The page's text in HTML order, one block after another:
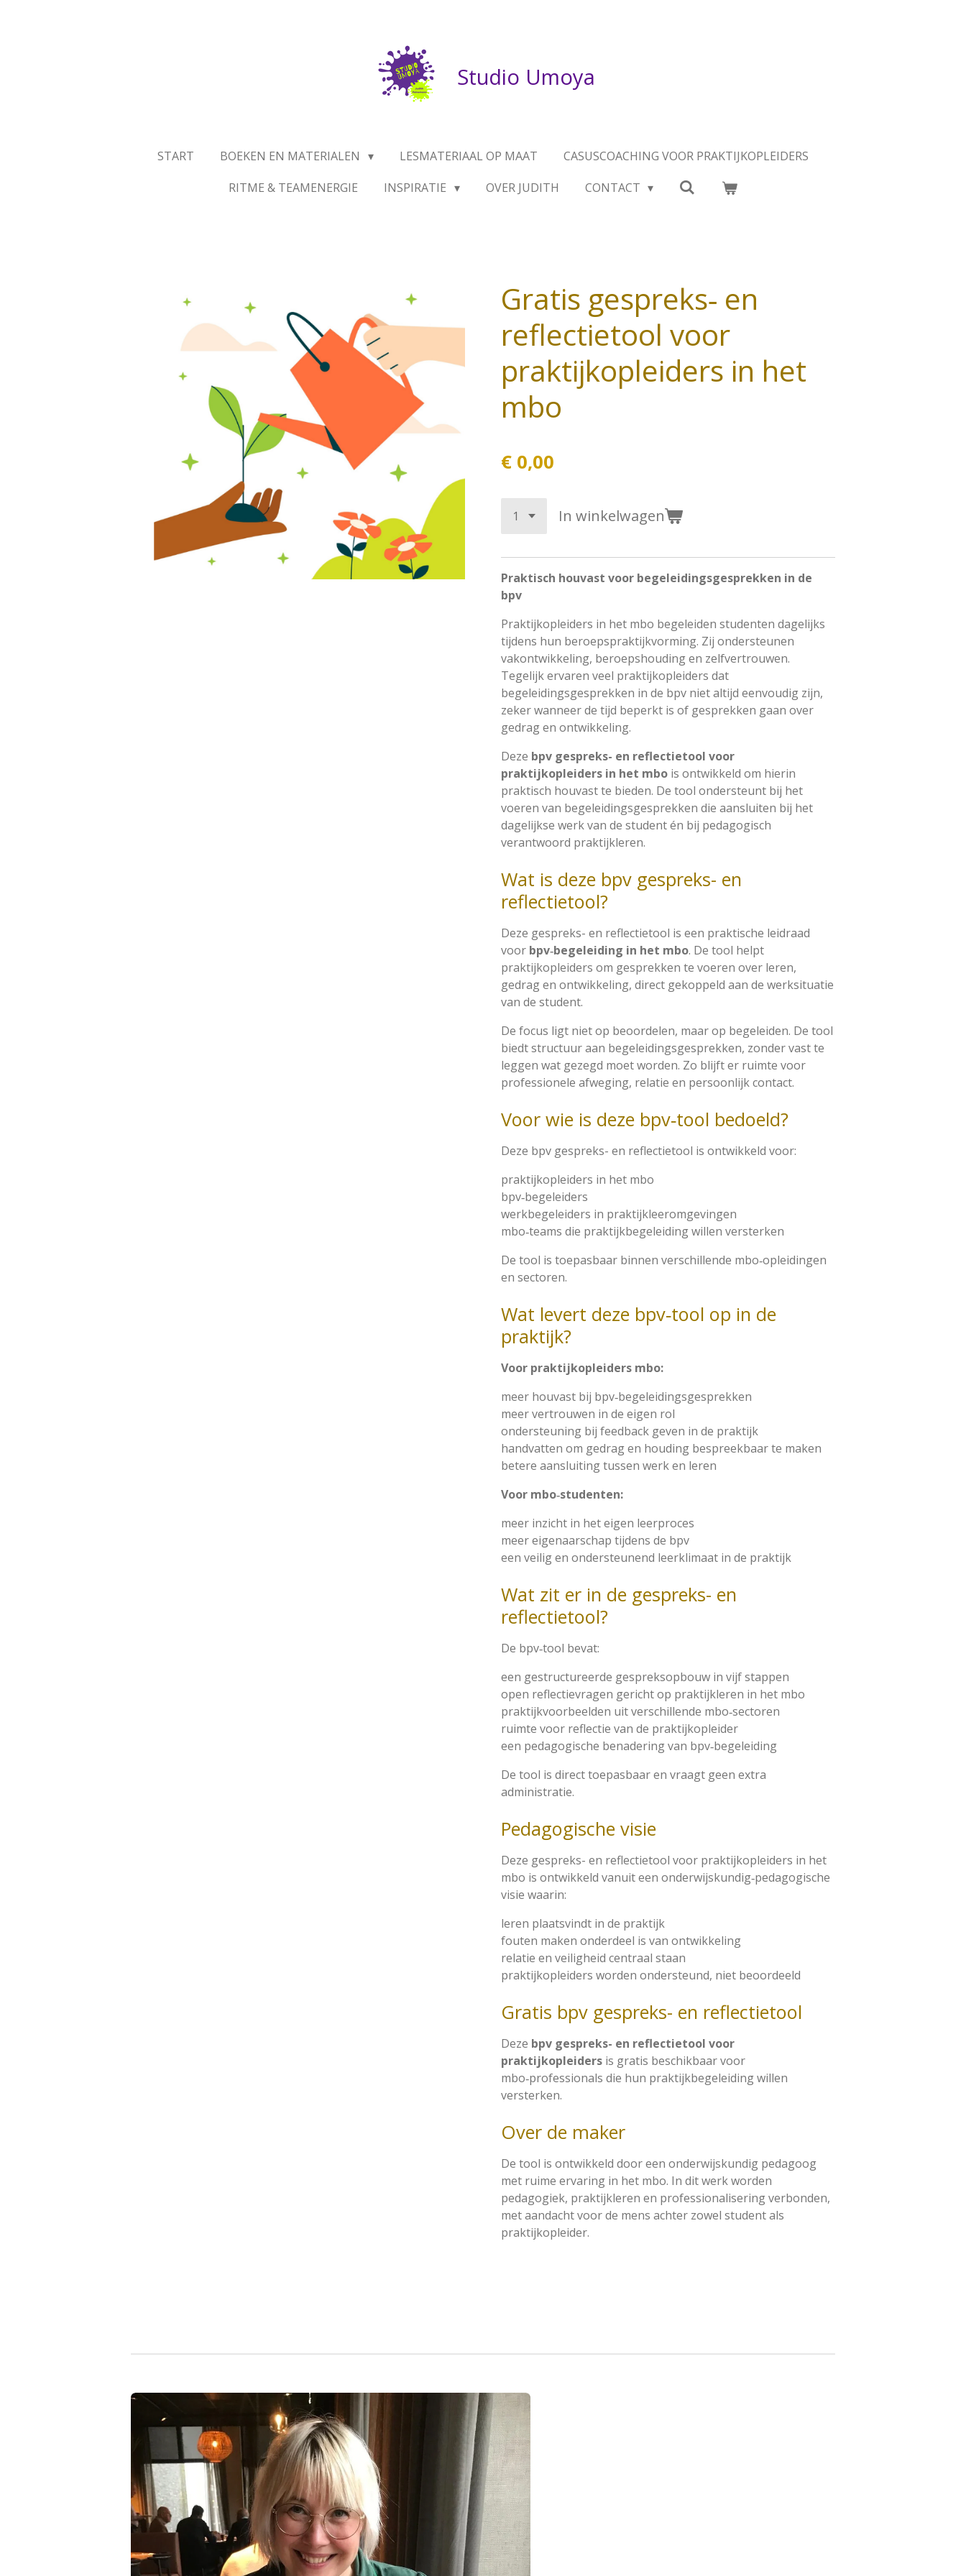
Studio Umoya
START BOEKEN EN MATERIALEN LESMATERIAAL OP MAAT
CASUSCOACHING VOOR PRAKTIJKOPLEIDERS
RITME & TEAMENERGIE
INSPIRATIE OVER JUDITH CONTACT
Gratis gespreks‑ en
reflectietool voor
praktijkopleiders in het
mbo
€ 0,00
In winkelwagen
Praktisch houvast voor begeleidingsgesprekken in de
bpv
Praktijkopleiders in het mbo begeleiden studenten dagelijks
tijdens hun beroepspraktijkvorming. Zij ondersteunen
vakontwikkeling, beroepshouding en zelfvertrouwen.
Tegelijk ervaren veel praktijkopleiders dat
begeleidingsgesprekken in de bpv niet altijd eenvoudig zijn,
zeker wanneer de tijd beperkt is of gesprekken gaan over
gedrag en ontwikkeling.
Deze bpv gespreks- en reflectietool voor
praktijkopleiders in het mbo is ontwikkeld om hierin
praktisch houvast te bieden. De tool ondersteunt bij het
voeren van begeleidingsgesprekken die aansluiten bij het
dagelijkse werk van de student én bij pedagogisch
verantwoord praktijkleren.
Wat is deze bpv gespreks- en
reflectietool?
Deze gespreks- en reflectietool is een praktische leidraad
voor bpv‑begeleiding in het mbo. De tool helpt
praktijkopleiders om gesprekken te voeren over leren,
gedrag en ontwikkeling, direct gekoppeld aan de werksituatie
van de student.
De focus ligt niet op beoordelen, maar op begeleiden. De tool
biedt structuur aan begeleidingsgesprekken, zonder vast te
leggen wat gezegd moet worden. Zo blijft er ruimte voor
professionele afweging, relatie en persoonlijk contact.
Voor wie is deze bpv‑tool bedoeld?
Deze bpv gespreks- en reflectietool is ontwikkeld voor:
praktijkopleiders in het mbo
bpv‑begeleiders
werkbegeleiders in praktijkleeromgevingen
mbo‑teams die praktijkbegeleiding willen versterken
De tool is toepasbaar binnen verschillende mbo‑opleidingen
en sectoren.
Wat levert deze bpv‑tool op in de
praktijk?
Voor praktijkopleiders mbo:
meer houvast bij bpv‑begeleidingsgesprekken
meer vertrouwen in de eigen rol
ondersteuning bij feedback geven in de praktijk
handvatten om gedrag en houding bespreekbaar te maken
betere aansluiting tussen werk en leren
Voor mbo‑studenten:
meer inzicht in het eigen leerproces
meer eigenaarschap tijdens de bpv
een veilig en ondersteunend leerklimaat in de praktijk
Wat zit er in de gespreks- en
reflectietool?
De bpv‑tool bevat:
een gestructureerde gespreksopbouw in vijf stappen
open reflectievragen gericht op praktijkleren in het mbo
praktijkvoorbeelden uit verschillende mbo‑sectoren
ruimte voor reflectie van de praktijkopleider
een pedagogische benadering van bpv‑begeleiding
De tool is direct toepasbaar en vraagt geen extra
administratie.
Pedagogische visie
Deze gespreks- en reflectietool voor praktijkopleiders in het
mbo is ontwikkeld vanuit een onderwijskundig‑pedagogische
visie waarin:
leren plaatsvindt in de praktijk
fouten maken onderdeel is van ontwikkeling
relatie en veiligheid centraal staan
praktijkopleiders worden ondersteund, niet beoordeeld
Gratis bpv gespreks- en reflectietool
Deze bpv gespreks- en reflectietool voor
praktijkopleiders is gratis beschikbaar voor
mbo‑professionals die hun praktijkbegeleiding willen
versterken.
Over de maker
De tool is ontwikkeld door een onderwijskundig pedagoog
met ruime ervaring in het mbo. In dit werk worden
pedagogiek, praktijkleren en professionalisering verbonden,
met aandacht voor de mens achter zowel student als
praktijkopleider.